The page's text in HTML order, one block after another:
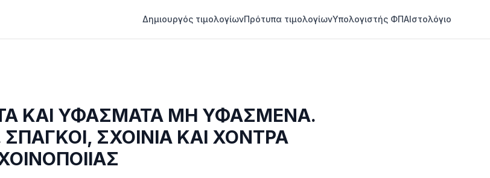
Δημιουργός τιμολογίωνΠρότυπα τιμολογίωνΥπολογιστής ΦΠΑΙστολόγιο
ΚΑΙ ΥΦΑΣΜΑΤΑ ΜΗ ΥΦΑΣΜΕΝΑ.
ΣΧΟΙΝΙΑ ΚΑΙ ΧΟΝΤΡΑ